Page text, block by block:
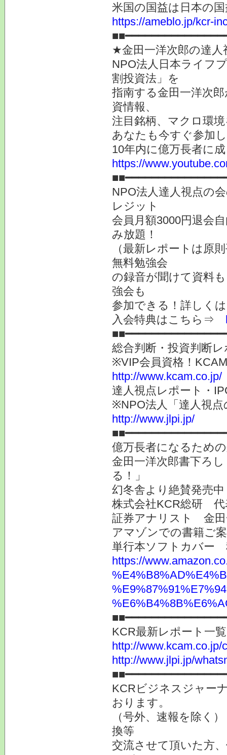
米国の国益は日本の
https://ameblo.jp/kcr-
★金田一洋次郎の達
NPO法人日本ライフ
割投資法」を
指南する金田一洋次
資情報、
注目銘柄、マクロ環
あなたも今すぐ参加
10年内に億万長者に
https://
NPO法人達人視点の
レジット
会員月額3000円退会
み放題！
（最新レポートは原
無料勉強会
の録音が聞けて資料
強会も
参加できる！詳し
入会特典はこちら⇒
総合判断・投資判断
※VIP会員資格！
http://www.kcam.co.jp/
達人視点レポート・
※NPO法人「達人視
http://www.jlpi.jp/
億万長者になるため
金田一洋次郎書下ろ
る！」
幻冬舎より絶賛発売
株式会社KCR総研 代
証券アナリスト 金
アマゾンでの書籍ご
単行本ソフトカバー
https://
KCR最新レポート一
http://www.kcam.co.jp/
http://www.jlpi.jp/
KCRビジネスジャー
おります。
（号外、速報を除く
換等
交流させて頂いた方